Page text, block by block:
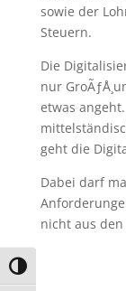
Umschalten auf
sowie der
Steuern.
Die
nur
etwas
geht die
Dabei darf
nicht aus